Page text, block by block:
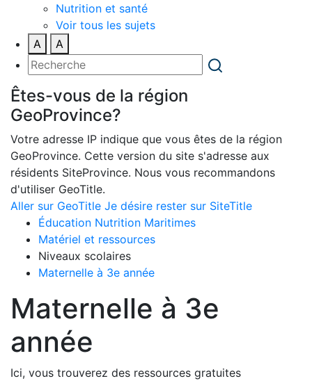
Nutrition et santé
Voir tous les sujets
A
A
Êtes-vous de la région
GeoProvince?
Votre adresse IP indique que vous êtes de la région
GeoProvince. Cette version du site s'adresse aux
résidents SiteProvince. Nous vous recommandons
d'utiliser GeoTitle.
Aller sur GeoTitle Je désire rester sur SiteTitle
Éducation Nutrition Maritimes
Matériel et ressources
Niveaux scolaires
Maternelle à 3e année
Maternelle à 3e
année
Ici, vous trouverez des ressources gratuites